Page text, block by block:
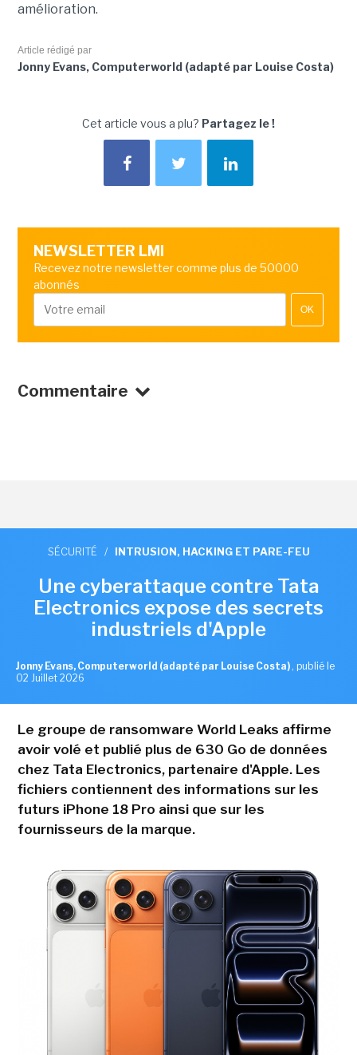
amélioration.
Article rédigé par
Jonny Evans, Computerworld (adapté par Louise Costa)
Cet article vous a plu? Partagez le !
NEWSLETTER LMI
Recevez notre newsletter comme plus de 50000
abonnés
OK
Commentaire
SÉCURITÉ / INTRUSION, HACKING ET PARE-FEU
Une cyberattaque contre Tata
Electronics expose des secrets
industriels d'Apple
Jonny Evans, Computerworld (adapté par Louise Costa) , publié le
02 Juillet 2026
Le groupe de ransomware World Leaks affirme
avoir volé et publié plus de 630 Go de données
chez Tata Electronics, partenaire d'Apple. Les
fichiers contiennent des informations sur les
futurs iPhone 18 Pro ainsi que sur les
fournisseurs de la marque.